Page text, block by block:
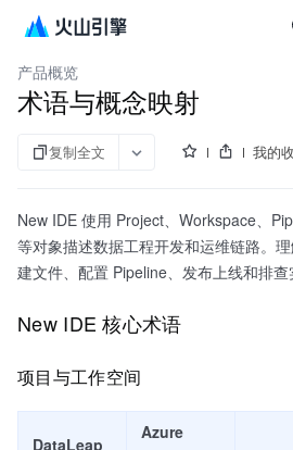
大数据研发治理套件
产品概览
术语与概念映射
复制全文 我的
New IDE 使用 Project、Workspace、
等对象描述数据工程开发和运维链路。
建文件、配置 Pipeline、发布上线和排查
New IDE 核心术语
项目与工作空间
DataLeap
Azure